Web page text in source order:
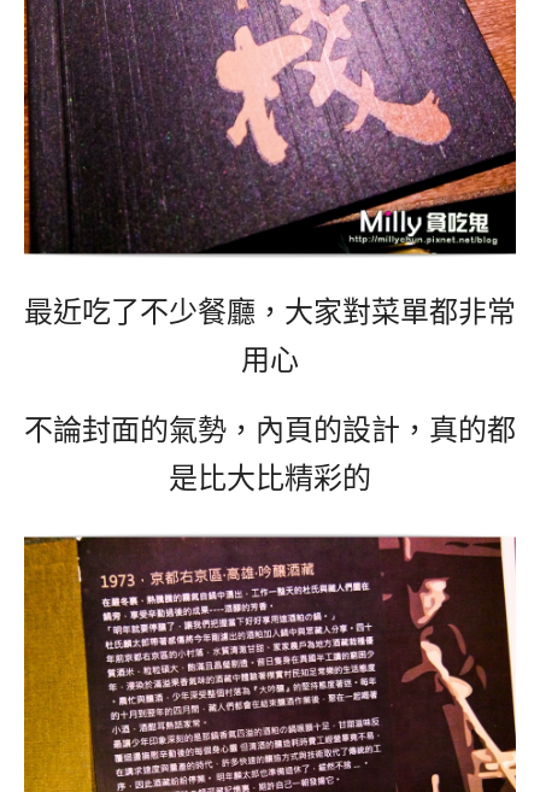
最近吃了不少餐廳，大家對菜單都非常
用心
不論封面的氣勢，內頁的設計，真的都
是比大比精彩的